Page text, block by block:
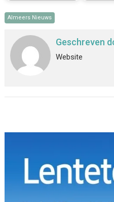
Almeers Nieuws
Geschreven
Website